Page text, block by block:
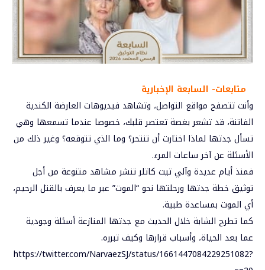
متابعات- السابعة الإخبارية
وأنت تتصفح مواقع التواصل، وتشاهد فيديوهات العارضة الكندية
الفاتنة، قد تشعر بغصة تعتصر قلبك، خصوصا عندما تسمعها وهي
تسأل جدتها لماذا اختارت أن تنتحر؟ وما الذي تتوقعه؟ وغير ذلك من
الأسئلة عن آخر ساعات المرء.
فمنذ أيام عديدة وآلي تيت كاتلر تنشر مشاهد متنوعة من أجل
توثيق خطة جدتها ورحلتها نحو “الموت” عبر ما يعرف بالقتل الرحيم،
أي الموت بمساعدة طبية.
كما تطرح الشابة خلال الحديث مع جدتها المنازعة أسئلة وجودية
عما بعد الحياة، وأسباب قرارها وكيف تبرره.
https://twitter.com/NarvaezSJ/status/1661447084229251082?